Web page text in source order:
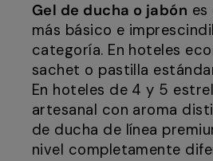
Gel de ducha o jabón
más básico e
categoría. En hoteles
sachet o pastilla
En hoteles de 4 y 5
artesanal con aroma
de ducha de línea
nivel completamente